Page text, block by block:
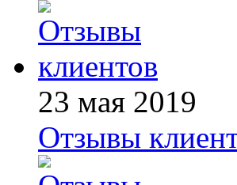
23 мая 2019
Отзывы